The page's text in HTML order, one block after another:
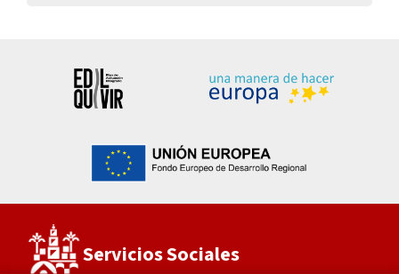
Servicios Sociales